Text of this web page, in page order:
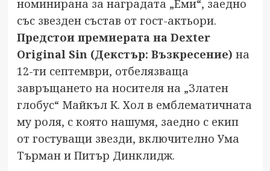
номинирана за наградата „Еми“, заедно
със звезден състав от гост-актьори.
Предстои премиерата на Dexter
Original Sin (Декстър: Възкресение) на
12-ти септември, отбелязваща
завръщането на носителя на „Златен
глобус“ Майкъл К. Хол в емблематичната
му роля, с която нашумя, заедно с екип
от гостуващи звезди, включително Ума
Търман и Питър Динклидж.